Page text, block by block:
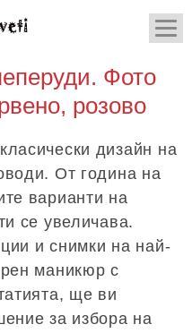
Фото
розово
дизайн на
От година на
варианти на
се увеличава.
и снимки на най-
маникюр с
ще ви
за избора на